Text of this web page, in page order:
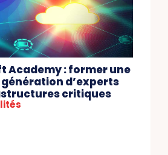
Academy : former une
d’experts
critiques